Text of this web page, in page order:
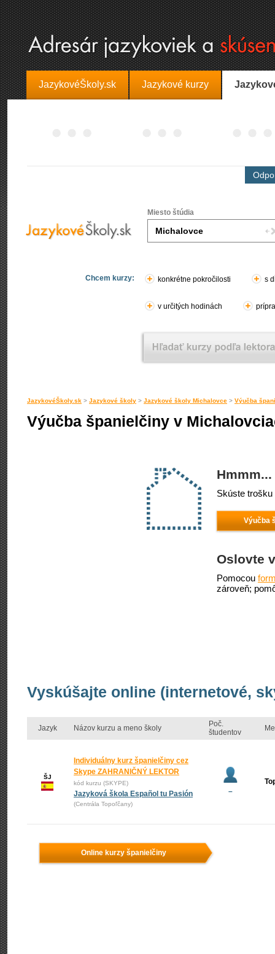
JazykovéŠkoly.sk Jazykové kurzy
Miesto štúdia
Chcem kurzy: konkrétne pokročilosti s
v určitých hodinách
JazykovéŠkoly.sk > Jazykové školy > Jazykové školy Michalovce > Výučba
Výučba španielčiny v
Skúste
Výučba
Oslovte
Pomocou
zároveň;
Vyskúšajte online (internetové,
Jazyk Názov kurzu a meno školy
Poč.
študentov
ŠJ
Individuálny kurz španielčiny cez
Skype ZAHRANIČNÝ LEKTOR
kód kurzu (SKYPE)
Jazyková škola Español tu Pasión
(Centrála Topoľčany)
–
Online kurzy španielčiny